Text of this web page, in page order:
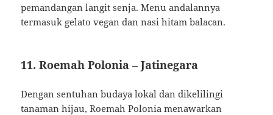
pemandangan langit senja. Menu andalannya
termasuk gelato vegan dan nasi hitam balacan.
11.Roemah Polonia – Jatinegara
Dengan sentuhan budaya lokal dan dikelilingi
tanaman hijau, Roemah Polonia menawarkan